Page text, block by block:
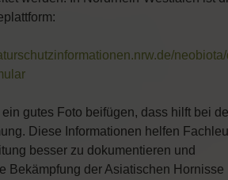
gutes Foto beifügen, dass hilft bei
Diese Informationen helfen
besser zu dokumentieren und
Bekämpfung der Asiatischen Hornisse